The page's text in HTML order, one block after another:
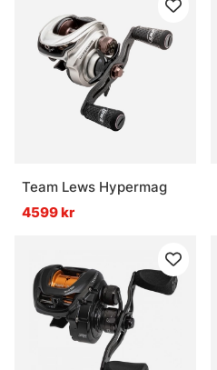
Team Lews Hypermag
4599 kr